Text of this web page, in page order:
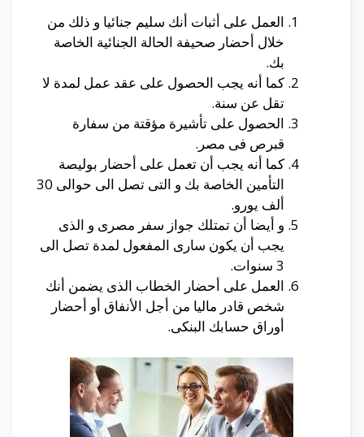
العمل على أثبات أنك سليم جنائيا و ذلك من
خلال أحضار صحيفة الحالة الجنائية الخاصة
بك.
كما أنه يجب الحصول على عقد عمل لمدة لا
تقل عن سنة.
الحصول على تأشيرة مؤقتة من سفارة
قبرص فى مصر.
كما أنه يجب أن تعمل على أحضار بوليصة
التأمين الخاصة بك و التى تصل الى حوالى 30
ألف يورو.
و أيضا أن تمتلك جواز سفر مصرى و الذى
يجب أن يكون سارى المفعول لمدة تصل الى
3 سنوات.
العمل على أحضار الخطاب الذى يضمن أنك
شخص قادر ماليا من أجل الأنفاق أو أحضار
أوراق حسابك البنكى.